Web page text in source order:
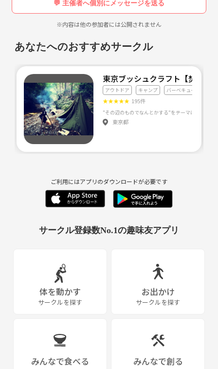
参加された方と交流を深めていけたら良いなと思います！
[活動予定]
2/22(土) 10:30〜 JR姫路駅集合
11:00〜 目的に向かいます
💬 主催者へ個別にメッセージを送る
※内容は他の参加者には公開されません
あなたへのおすすめサークル
東京ブッシュクラフト【焚火・
アウトドア キャンプ バーベキュー
★★★★★ 195件
東京都
ご利用にはアプリのダウンロードが必要です
サークル登録数No.1の趣味友アプリ
体を動かす
サークルを探す
お出かけ
サークルを探す
みんなで食べる みんなで創る